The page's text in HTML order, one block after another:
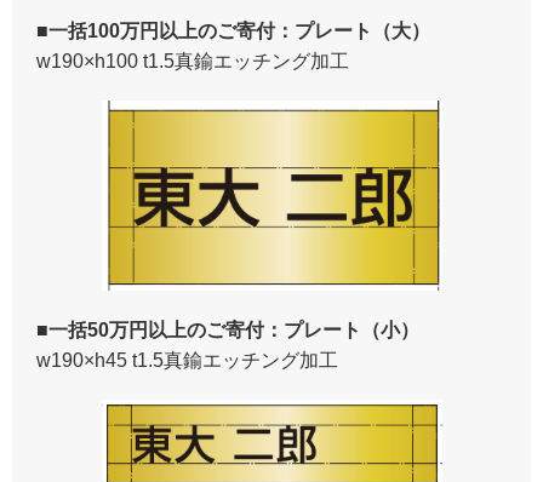
■一括100万円以上のご寄付：プレート（大）
w190×h100 t1.5真鍮エッチング加工
■一括50万円以上のご寄付：プレート（小）
w190×h45 t1.5真鍮エッチング加工